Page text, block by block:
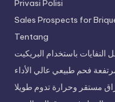
Privasi Polisi
Sales Prospects for
Tentang
النفايات باستخدام البريكيت
فحم طبيعي عالي الأداء
مستقر وحرارة تدوم طويلا